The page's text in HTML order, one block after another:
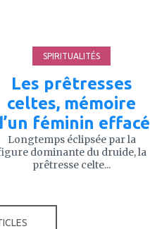
SPIRITUALITÉS
Les prêtresses
celtes, mémoire
féminin effacé
Longtemps éclipsée par la
dominante du druide, la
prêtresse celte...